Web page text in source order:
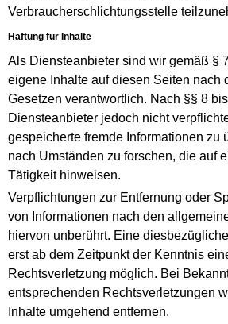
Verbraucherschlichtungsstelle
Haftung für Inhalte
Als Diensteanbieter sind wir gemäß §
eigene Inhalte auf diesen Seiten nach
Gesetzen verantwortlich. Nach §§ 8
Diensteanbieter jedoch nicht
gespeicherte fremde Informationen zu
nach Umständen zu forschen, die auf
Tätigkeit hinweisen.
Verpflichtungen zur Entfernung oder
von Informationen nach den
hiervon unberührt. Eine
erst ab dem Zeitpunkt der Kenntnis
Rechtsverletzung möglich. Bei
entsprechenden Rechtsverletzungen
Inhalte umgehend entfernen.